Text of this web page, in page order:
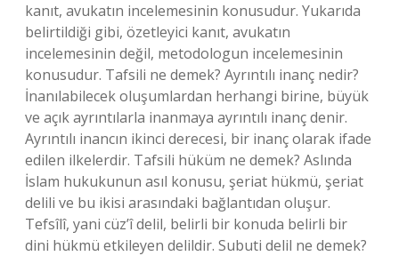
kanıt, avukatın incelemesinin konusudur. Yukarıda
belirtildiği gibi, özetleyici kanıt, avukatın
incelemesinin değil, metodologun incelemesinin
konusudur. Tafsili ne demek? Ayrıntılı inanç nedir?
İnanılabilecek oluşumlardan herhangi birine, büyük
ve açık ayrıntılarla inanmaya ayrıntılı inanç denir.
Ayrıntılı inancın ikinci derecesi, bir inanç olarak ifade
edilen ilkelerdir. Tafsili hüküm ne demek? Aslında
İslam hukukunun asıl konusu, şeriat hükmü, şeriat
delili ve bu ikisi arasındaki bağlantıdan oluşur.
Tefsîlî, yani cüz’î delil, belirli bir konuda belirli bir
dini hükmü etkileyen delildir. Subuti delil ne demek?